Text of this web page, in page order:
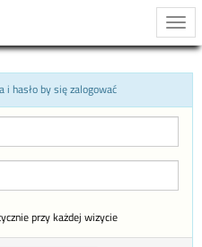
hasło by się zalogować
przy każdej wizycie